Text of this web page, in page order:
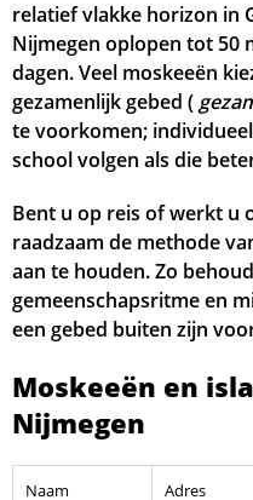
relatief vlakke horizon in
Nijmegen oplopen tot 50
dagen. Veel moskeeën
gezamenlijk gebed (
te voorkomen;
school volgen als die
Bent u op reis of werkt u
raadzaam de methode
aan te houden. Zo
gemeenschapsritme en
een gebed buiten zijn
Moskeeën en
Nijmegen
Naam Adres